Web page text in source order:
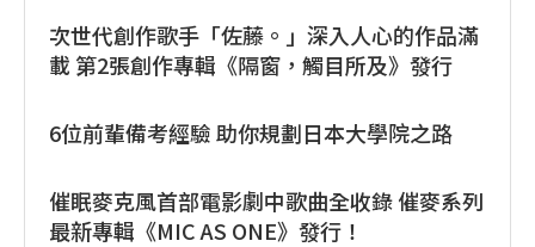
次世代創作歌手「佐藤。」深入人心的作品滿
載 第2張創作專輯《隔窗，觸目所及》發行
6位前輩備考經驗 助你規劃日本大學院之路
催眠麥克風首部電影劇中歌曲全收錄 催麥系列
最新專輯《MIC AS ONE》發行！